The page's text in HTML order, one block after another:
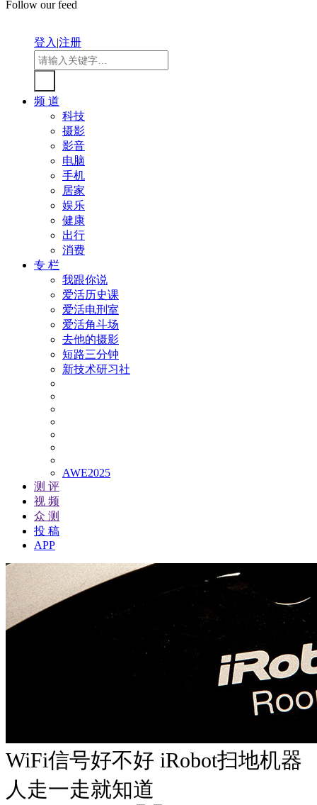
Follow our feed
登入|注册
频 道
科技
摄影
影音
电脑
手机
居家
娱乐
健康
出行
消费
专 栏
我跟你说
爱活历史课
爱活电刑室
爱活角斗场
去他的摄影
短路三分钟
新技术研习社
AWE2025
测 评
视 频
众 测
投 稿
APP
WiFi信号好不好 iRobot扫地机器
人走一走就知道